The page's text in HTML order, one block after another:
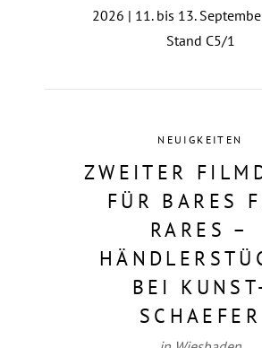
2026 | 11. bis 13.
Stand C5/1
NEUIGKEITEN
ZWEITER
FÜR BARES
RARES –
BEI
SCHAEFER